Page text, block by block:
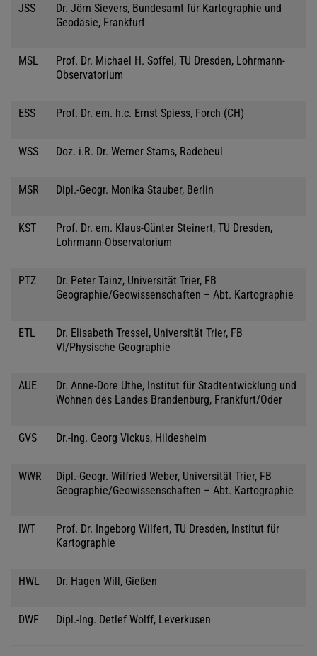
JSS
Dr. Jörn Sievers, Bundesamt für Kartographie und
Geodäsie, Frankfurt
MSL
Prof. Dr. Michael H. Soffel, TU Dresden, Lohrmann-
Observatorium
ESS Prof. Dr. em. h.c. Ernst Spiess, Forch (CH)
WSS Doz. i.R. Dr. Werner Stams, Radebeul
MSR Dipl.-Geogr. Monika Stauber, Berlin
KST
Prof. Dr. em. Klaus-Günter Steinert, TU Dresden,
Lohrmann-Observatorium
PTZ
Dr. Peter Tainz, Universität Trier, FB
Geographie/Geowissenschaften – Abt. Kartographie
ETL
Dr. Elisabeth Tressel, Universität Trier, FB
VI/Physische Geographie
AUE
Dr. Anne-Dore Uthe, Institut für Stadtentwicklung und
Wohnen des Landes Brandenburg, Frankfurt/Oder
GVS Dr.-Ing. Georg Vickus, Hildesheim
WWR
Dipl.-Geogr. Wilfried Weber, Universität Trier, FB
Geographie/Geowissenschaften – Abt. Kartographie
IWT
Prof. Dr. Ingeborg Wilfert, TU Dresden, Institut für
Kartographie
HWL Dr. Hagen Will, Gießen
DWF Dipl.-Ing. Detlef Wolff, Leverkusen